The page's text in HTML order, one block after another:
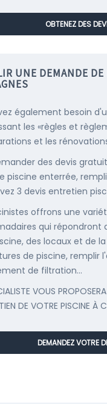
OBTENEZ DES
UNE DEMANDE
également besoin
les «règles et
et les
des devis
piscine enterrée,
3 devis entretien
offrons une
qui répondront
des locaux et de
de piscine, remplir
de filtration...
VOUS
DE VOTRE PISCINE
DEMANDEZ VOTRE